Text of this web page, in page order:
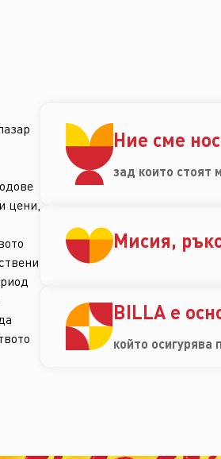
цени,
Ние сме
зад които стоят
Мисия,
BILLA е
който